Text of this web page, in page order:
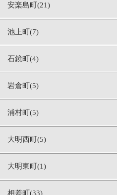
安楽島町(21)
池上町(7)
石鏡町(4)
岩倉町(5)
浦村町(5)
大明西町(5)
大明東町(1)
相差町(33)